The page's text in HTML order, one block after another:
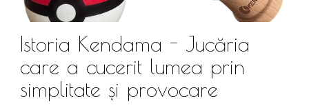
Istoria Kendama - Jucăria
care a cucerit lumea prin
simplitate și provocare